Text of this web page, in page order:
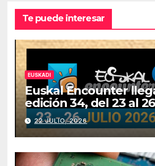
Te puede interesar
EUSKADI
Euskal Encounter
edición 34, del 23 al
julio
22 JULIO, 2026